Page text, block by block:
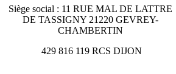
Siège social : 11 RUE MAL DE LATTRE
DE TASSIGNY 21220 GEVREY-
CHAMBERTIN
429 816 119 RCS DIJON